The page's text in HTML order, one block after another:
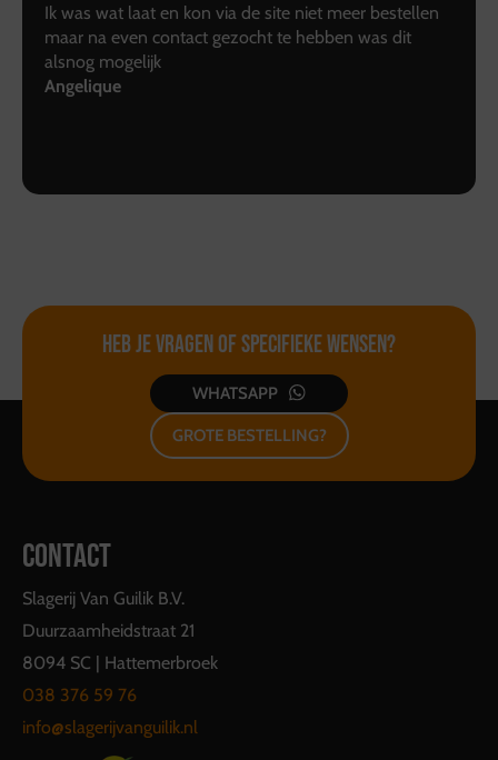
Ik was wat laat en kon via de site niet meer bestellen
maar na even contact gezocht te hebben was dit
alsnog mogelijk
Angelique
Heb je vragen ofspecifieke wensen?
WHATSAPP
GROTE BESTELLING?
CONTACT
Slagerij Van Guilik B.V.
Duurzaamheidstraat 21
8094 SC | Hattemerbroek
038 376 59 76
info@slagerijvanguilik.nl